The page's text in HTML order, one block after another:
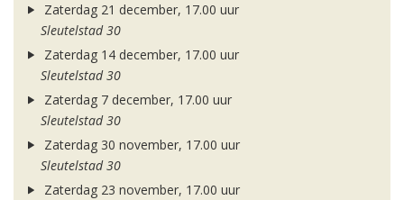
Zaterdag 21 december, 17.00 uur
Sleutelstad 30
Zaterdag 14 december, 17.00 uur
Sleutelstad 30
Zaterdag 7 december, 17.00 uur
Sleutelstad 30
Zaterdag 30 november, 17.00 uur
Sleutelstad 30
Zaterdag 23 november, 17.00 uur